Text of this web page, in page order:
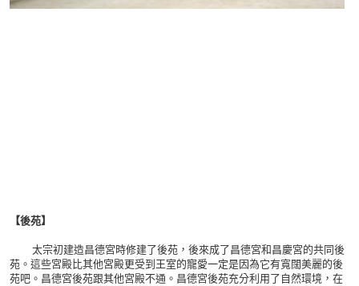
【後苑】
太宗初建造昌德宮時修建了後苑，後來成了昌德宮和昌慶宮的共同後
苑。這些宮殿比其他宮殿更受到王室的寵愛一定是因為它有寬闊美麗的後
苑吧。昌德宮後苑跟其他宮殿不通。昌德宮後苑充分利用了自然環境，在